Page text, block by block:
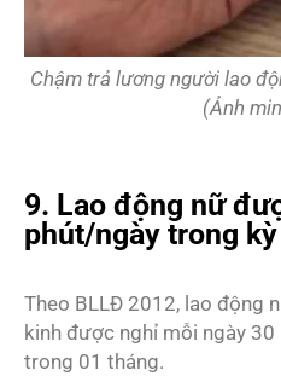
Chậm trả lương người lao
(Ảnh
9. Lao động nữ
phút/ngày trong
Theo BLLĐ 2012, lao động
kinh được nghỉ mỗi ngày
trong 01 tháng.